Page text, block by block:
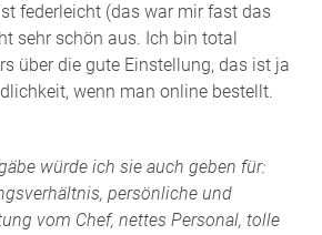
federleicht (das war mir fast das
sehr schön aus. Ich bin total
über die gute Einstellung, das ist ja
wenn man online bestellt.
würde ich sie auch geben für:
persönliche und
vom Chef, nettes Personal, tolle